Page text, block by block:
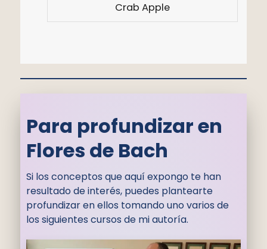
Crab Apple
Para profundizar en
Flores de Bach
Si los conceptos que aquí expongo te han
resultado de interés, puedes plantearte
profundizar en ellos tomando uno varios de
los siguientes cursos de mi autoría.